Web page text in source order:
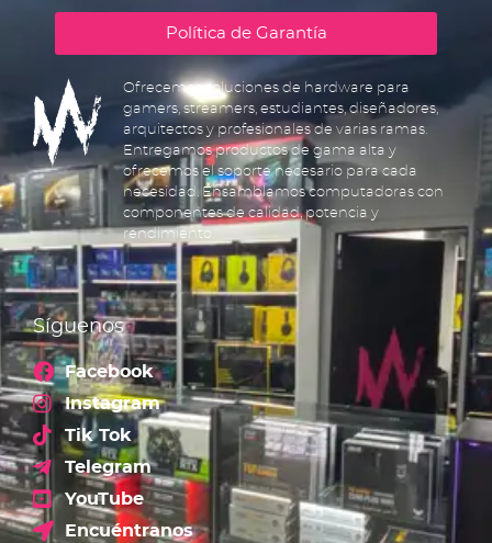
Política de Garantía
Ofrecemos soluciones de hardware para
gamers, streamers, estudiantes, diseñadores,
arquitectos y profesionales de varias ramas.
Entregamos productos de gama alta y
ofrecemos el soporte necesario para cada
necesidad. Ensamblamos computadoras con
componentes de calidad, potencia y
rendimiento.
Síguenos
Facebook
Instagram
Tik Tok
Telegram
YouTube
Encuéntranos